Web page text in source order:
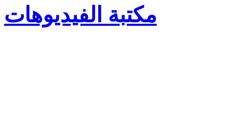
مكتبة الفيديوهات